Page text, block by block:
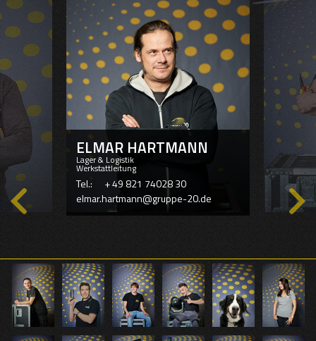
ELMAR HARTMANN
Lager & Logistik
Werkstattleitung
Tel.:
+ 49 821 74028 30
elmar.hartmann@gruppe-20.de